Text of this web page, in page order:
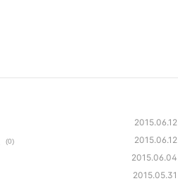
2015.06.12
(0) 2015.06.12
2015.06.04
2015.05.31